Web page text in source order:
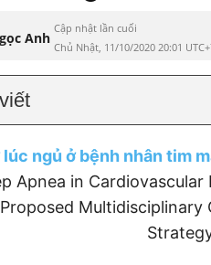
Anh
Cập nhật lần cuối
Chủ Nhật, 11/10/2020 20:01
ngủ ở bệnh nhân tim
Apnea in Cardiovascular
Multidisciplinary